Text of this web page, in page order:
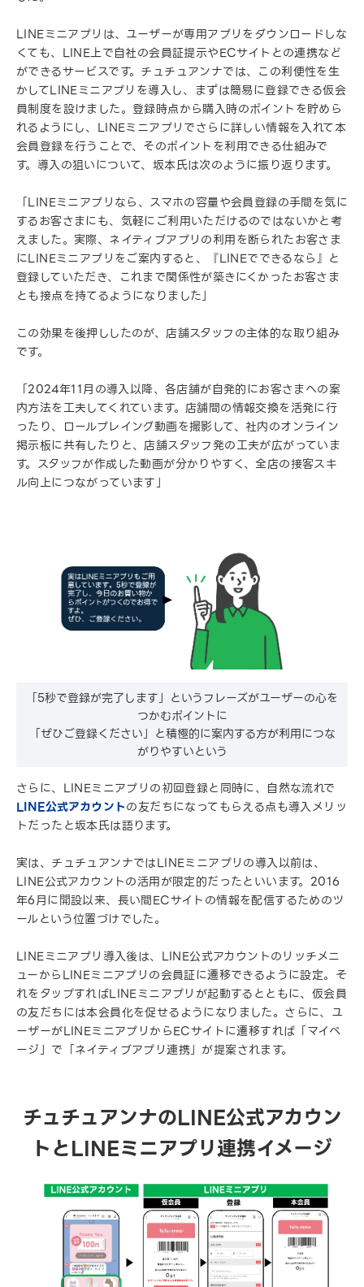
LINEミニアプリは、ユーザーが専用アプリをダウンロードしな
くても、LINE上で自社の会員証提示やECサイトとの連携など
ができるサービスです。チュチュアンナでは、この利便性を生
かしてLINEミニアプリを導入し、まずは簡易に登録できる仮会
員制度を設けました。登録時点から購入時のポイントを貯めら
れるようにし、LINEミニアプリでさらに詳しい情報を入れて本
会員登録を行うことで、そのポイントを利用できる仕組みで
す。導入の狙いについて、坂本氏は次のように振り返ります。
「LINEミニアプリなら、スマホの容量や会員登録の手間を気に
するお客さまにも、気軽にご利用いただけるのではないかと考
えました。実際、ネイティブアプリの利用を断られたお客さま
にLINEミニアプリをご案内すると、『LINEでできるなら』と
登録していただき、これまで関係性が築きにくかったお客さま
とも接点を持てるようになりました」
この効果を後押ししたのが、店舗スタッフの主体的な取り組み
です。
「2024年11月の導入以降、各店舗が自発的にお客さまへの案
内方法を工夫してくれています。店舗間の情報交換を活発に行
ったり、ロールプレイング動画を撮影して、社内のオンライン
掲示板に共有したりと、店舗スタッフ発の工夫が広がっていま
す。スタッフが作成した動画が分かりやすく、全店の接客スキ
ル向上につながっています」
「5秒で登録が完了します」というフレーズがユーザーの心を
つかむポイントに
「ぜひご登録ください」と積極的に案内する方が利用につな
がりやすいという
さらに、LINEミニアプリの初回登録と同時に、自然な流れで
LINE公式アカウントの友だちになってもらえる点も導入メリッ
トだったと坂本氏は語ります。
実は、チュチュアンナではLINEミニアプリの導入以前は、
LINE公式アカウントの活用が限定的だったといいます。2016
年6月に開設以来、長い間ECサイトの情報を配信するためのツ
ールという位置づけでした。
LINEミニアプリ導入後は、LINE公式アカウントのリッチメニ
ューからLINEミニアプリの会員証に遷移できるように設定。そ
れをタップすればLINEミニアプリが起動するとともに、仮会員
の友だちには本会員化を促せるようになりました。さらに、ユ
ーザーがLINEミニアプリからECサイトに遷移すれば「マイペ
ージ」で「ネイティブアプリ連携」が提案されます。
チュチュアンナのLINE公式アカウン
トとLINEミニアプリ連携イメージ